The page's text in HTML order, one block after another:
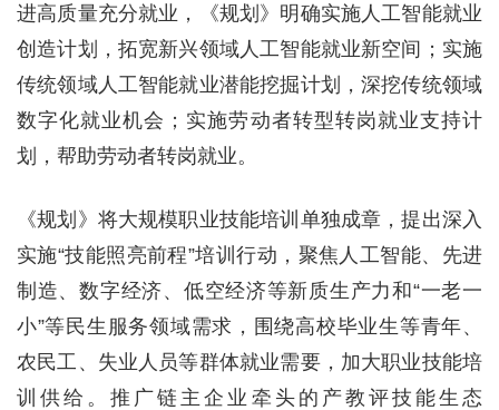
进高质量充分就业，《规划》明确实施人工智能就业
创造计划，拓宽新兴领域人工智能就业新空间；实施
传统领域人工智能就业潜能挖掘计划，深挖传统领域
数字化就业机会；实施劳动者转型转岗就业支持计
划，帮助劳动者转岗就业。
《规划》将大规模职业技能培训单独成章，提出深入
实施“技能照亮前程”培训行动，聚焦人工智能、先进
制造、数字经济、低空经济等新质生产力和“一老一
小”等民生服务领域需求，围绕高校毕业生等青年、
农民工、失业人员等群体就业需要，加大职业技能培
训供给。推广链主企业牵头的产教评技能生态